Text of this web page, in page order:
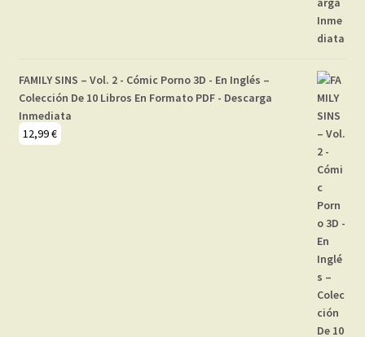
FAMILY SINS – Vol. 2 - Cómic Porno 3D - En Inglés –
Colección De 10 Libros En Formato PDF - Descarga
Inmediata
12,99€